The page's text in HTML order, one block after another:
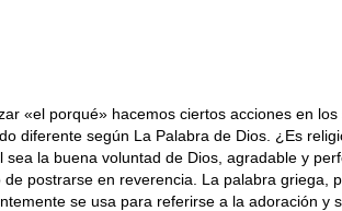
«el porqué» hacemos ciertos acciones en
diferente según La Palabra de Dios. ¿Es
la buena voluntad de Dios, agradable y
postrarse en reverencia. La palabra
se usa para referirse a la adoración y